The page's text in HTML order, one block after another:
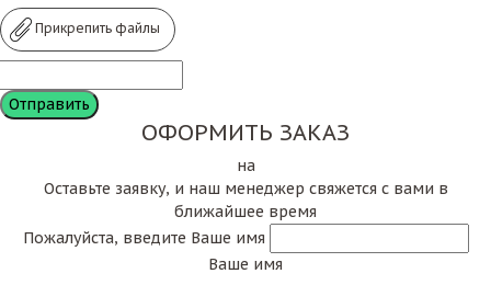
Прикрепить файлы
ОФОРМИТЬ ЗАКАЗ
на
Оставьте заявку, и наш менеджер свяжется с вами в
ближайшее время
Пожалуйста, введите Ваше имя
Ваше имя